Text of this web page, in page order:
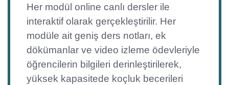
Her modül online canlı dersler ile
interaktif olarak gerçekleştirilir. Her
modüle ait geniş ders notları, ek
dökümanlar ve video izleme ödevleriyle
öğrencilerin bilgileri derinleştirilerek,
yüksek kapasitede koçluk becerileri